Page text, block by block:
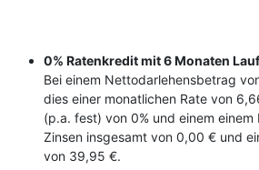
0% Ratenkredit mit 6 Monaten
Bei einem Nettodarlehensbetrag
dies einer monatlichen Rate von
(p.a. fest) von 0% und einem einem
Zinsen insgesamt von 0,00 € und
von 39,95 €.